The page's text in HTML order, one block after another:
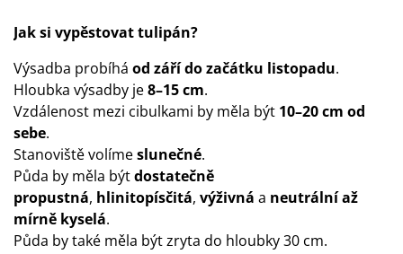
Jak si vypěstovat tulipán?
Výsadba probíhá od září dozačátku listopadu.
Hloubka výsadby je8–15 cm.
Vzdálenost mezi cibulkami by měla být 10–20 cm od
sebe.
Stanoviště volímeslunečné.
Půda by měla býtdostatečně
propustná, hlinitopísčitá, výživná a neutrální až
mírně kyselá.
Půda by také měla být zryta do hloubky 30 cm.